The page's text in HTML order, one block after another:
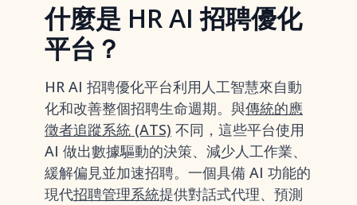
什麼是 HR AI 招聘優化
平台？
HR AI 招聘優化平台利用人工智慧來自動
化和改善整個招聘生命週期。與傳統的應
徵者追蹤系統 (ATS) 不同，這些平台使用
AI 做出數據驅動的決策、減少人工作業、
緩解偏見並加速招聘。一個具備 AI 功能的
現代招聘管理系統提供對話式代理、預測